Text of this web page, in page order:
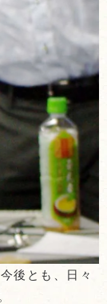
後とも、日々